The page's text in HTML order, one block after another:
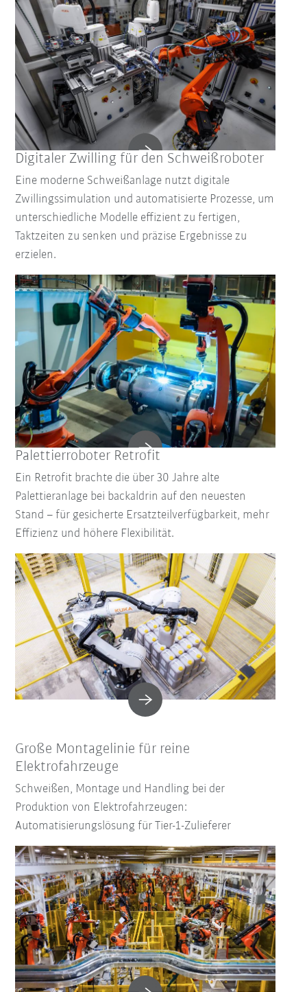
Digitaler Zwilling für den Schweißroboter
Eine moderne Schweißanlage nutzt digitale
Zwillingssimulation und automatisierte Prozesse, um
unterschiedliche Modelle effizient zu fertigen,
Taktzeiten zu senken und präzise Ergebnisse zu
erzielen.
Palettierroboter Retrofit
Ein Retrofit brachte die über 30 Jahre alte
Palettieranlage bei backaldrin auf den neuesten
Stand – für gesicherte Ersatzteilverfügbarkeit, mehr
Effizienz und höhere Flexibilität.
Große Montagelinie für reine
Elektrofahrzeuge
Schweißen, Montage und Handling bei der
Produktion von Elektrofahrzeugen:
Automatisierungslösung für Tier-1-Zulieferer